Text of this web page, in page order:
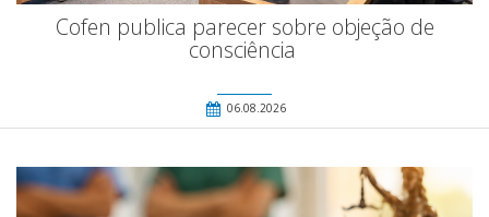
Cofen publica parecer sobre objeção de
consciência
06.08.2026